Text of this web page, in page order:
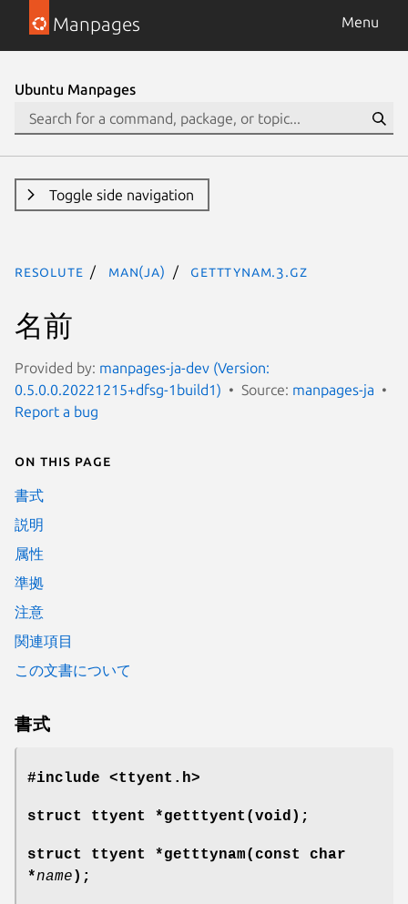
Manpages Menu
Ubuntu Manpages
Toggle side navigation
resolute man(ja) getttynam.3.gz
名前
Provided by: manpages-ja-dev (Version:
0.5.0.0.20221215+dfsg-1build1)
Source: manpages-ja
Report a bug
On this page
書式
説明
属性
準拠
注意
関連項目
この文書について
書式
#include <ttyent.h>
struct ttyent *getttyent(void);
struct ttyent *getttynam(const char
*name );